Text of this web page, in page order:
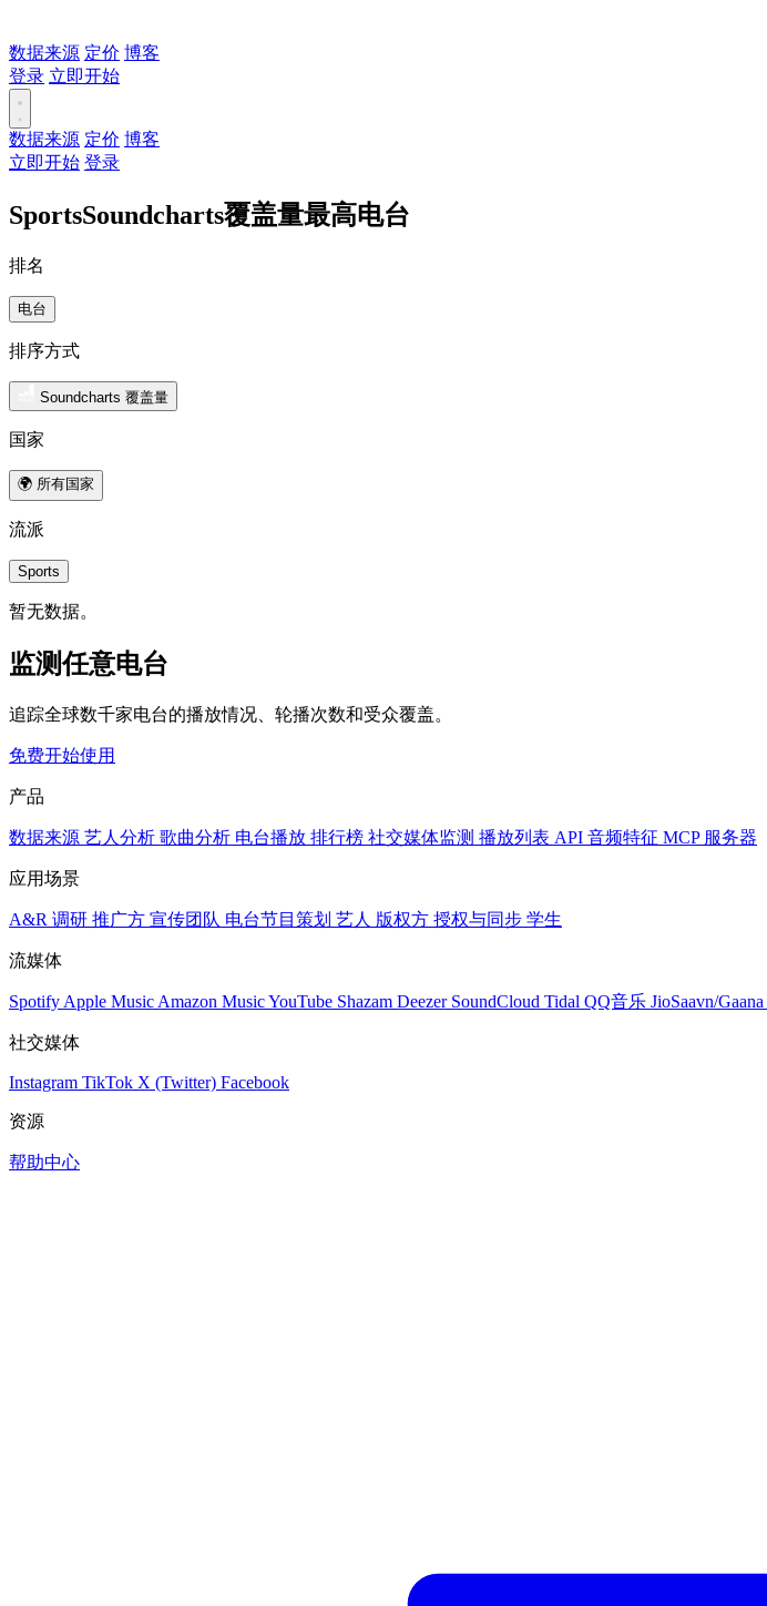
数据来源 定价 博客
登录 立即开始
数据来源 定价 博客
立即开始 登录
SportsSoundcharts覆盖量最高电台
排名
电台
排序方式
Soundcharts 覆盖量
国家
🌍 所有国家
流派
Sports
暂无数据。
监测任意电台
追踪全球数千家电台的播放情况、轮播次数和受众覆盖。
免费开始使用
产品
数据来源 艺人分析 歌曲分析 电台播放 排行榜 社交媒体监测 播放列表 API 音频特征 MCP 服务器
应用场景
A&R 调研 推广方 宣传团队 电台节目策划 艺人 版权方 授权与同步 学生
流媒体
Spotify Apple Music Amazon MusicYouTube Shazam Deezer SoundCloud Tidal QQ音乐 JioSaavn/Gaana
社交媒体
Instagram TikTok X (Twitter) Facebook
资源
帮助中心